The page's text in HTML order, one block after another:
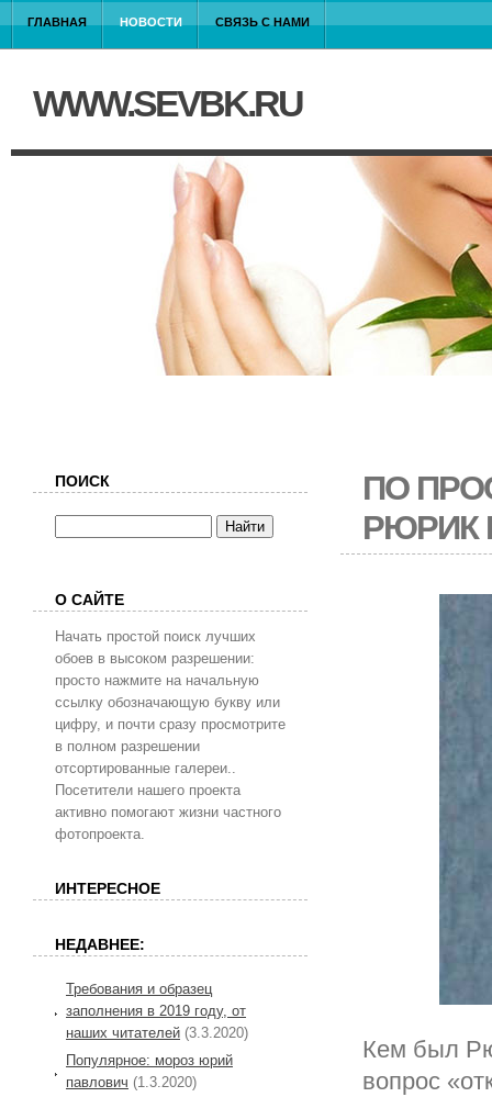
ГЛАВНАЯ НОВОСТИ СВЯЗЬ С НАМИ
WWW.SEVBK.RU
ПО
РЮРИК
Кем был
вопрос
ПОИСК
О САЙТЕ
Начать простой поиск лучших
обоев в высоком разрешении:
просто нажмите на начальную
ссылку обозначающую букву или
цифру, и почти сразу просмотрите
в полном разрешении
отсортированные галереи..
Посетители нашего проекта
активно помогают жизни частного
фотопроекта.
ИНТЕРЕСНОЕ
НЕДАВНЕЕ:
Требования и образец
заполнения в 2019 году, от
наших читателей (3.3.2020)
Популярное: мороз юрий
павлович (1.3.2020)